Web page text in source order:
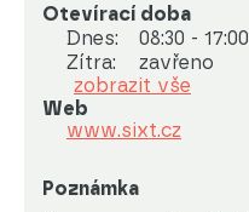
Otevírací doba
Dnes:
08:30 - 17:00
Zítra:
zavřeno
zobrazit vše
Web
www.sixt.cz
Poznámka